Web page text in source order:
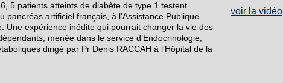
voir la vidéo
5 patients atteints de diabète de type 1 testent
pancréas artificiel français, à l’Assistance Publique –
Une expérience inédite qui pourrait changer la vie des
menée dans le service d’Endocrinologie,
dirigé par Pr Denis RACCAH à l’Hôpital de la